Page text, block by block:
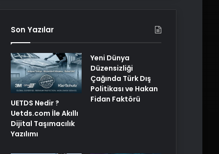
Son Yazılar
UETDS Nedir ?
Uetds.com İle Akıllı
Dijital Taşımacılık
Yazılımı
Yeni Dünya
Düzensizliği
Çağında Türk Dış
Politikası ve Hakan
Fidan Faktörü